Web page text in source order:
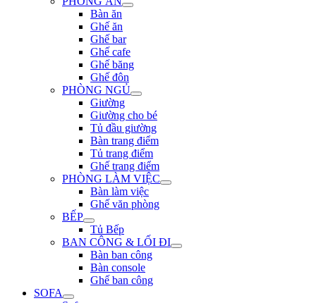
Bàn ăn
Ghế ăn
Ghế bar
Ghế cafe
Ghế băng
Ghế đôn
PHÒNG NGỦ
Giường
Giường cho bé
Tủ đầu giường
Bàn trang điểm
Tủ trang điểm
Ghế trang điểm
PHÒNG LÀM VIỆC
Bàn làm việc
Ghế văn phòng
BẾP
Tủ Bếp
BAN CÔNG & LỐI ĐI
Bàn ban công
Bàn console
Ghế ban công
SOFA